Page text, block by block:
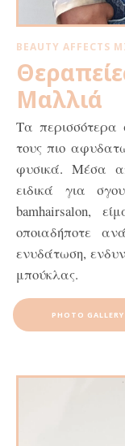
BEAUTY AFFECTS
Μαλλιά
Τα
τους πιο
φυσικά. Μέσα
ειδικά για
bamhairsalon,
οποιαδήποτε
ενυδάτωση,
μπούκλας.
PHOTO GALLERY